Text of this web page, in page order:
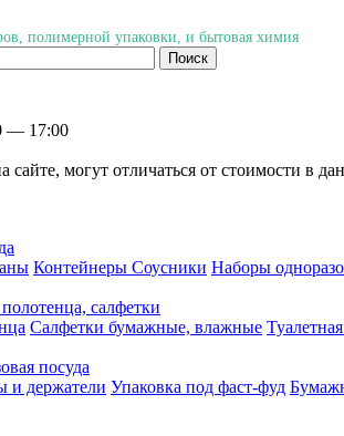
полимерной упаковки, и бытовая химия
— 17:00
могут отличаться от стоимости в
Контейнеры Соусники Наборы
салфетки
Салфетки бумажные, влажные
посуда
и держатели Упаковка под фаст-фуд